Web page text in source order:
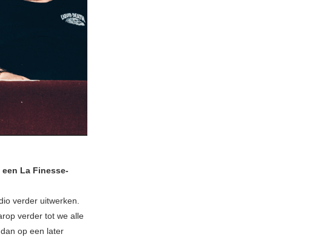
La Finesse-
verder uitwerken.
verder tot we alle
op een later